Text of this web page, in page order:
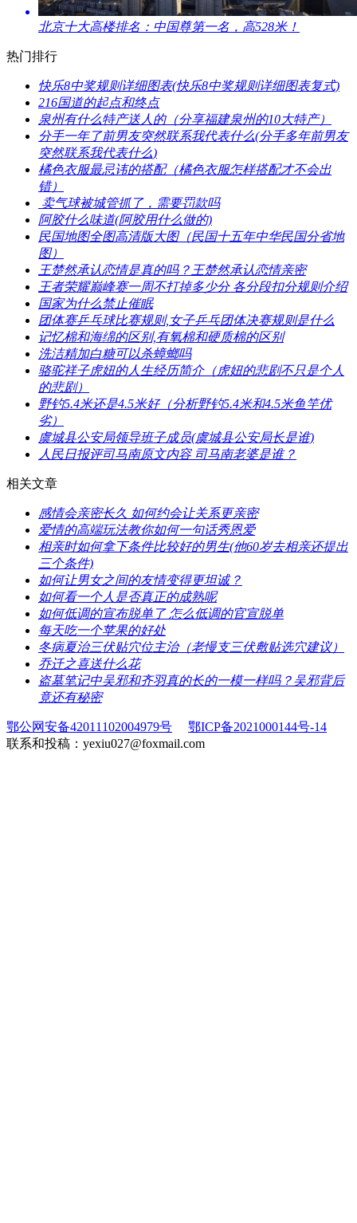
​北京十大高楼排名：中国尊第一名，高528米！
热门排行
​快乐8中奖规则详细图表(快乐8中奖规则详细图表复式)
​216国道的起点和终点
​泉州有什么特产送人的（分享福建泉州的10大特产）
​分手一年了前男友突然联系我代表什么(分手多年前男友
突然联系我代表什么)
​橘色衣服最忌讳的搭配（橘色衣服怎样搭配才不会出
错）
​ 卖气球被城管抓了，需要罚款吗
​阿胶什么味道(阿胶用什么做的)
​民国地图全图高清版大图（民国十五年中华民国分省地
图）
​王楚然承认恋情是真的吗？王楚然承认恋情亲密
​王者荣耀巅峰赛一周不打掉多少分 各分段扣分规则介绍
​国家为什么禁止催眠
​团体赛乒乓球比赛规则,女子乒乓团体决赛规则是什么
​记忆棉和海绵的区别,有氧棉和硬质棉的区别
​洗洁精加白糖可以杀蟑螂吗
​骆驼祥子虎妞的人生经历简介（虎妞的悲剧不只是个人
的悲剧）
​野钓5.4米还是4.5米好（分析野钓5.4米和4.5米鱼竿优
劣）
​虞城县公安局领导班子成员(虞城县公安局长是谁)
​人民日报评司马南原文内容 司马南老婆是谁？
相关文章
​感情会亲密长久 如何约会让关系更亲密
​爱情的高端玩法教你如何一句话秀恩爱
​相亲时如何拿下条件比较好的男生(他60岁去相亲还提出
三个条件)
​如何让男女之间的友情变得更坦诚？
​如何看一个人是否真正的成熟呢
​如何低调的宣布脱单了 怎么低调的官宣脱单
​每天吃一个苹果的好处
​冬病夏治三伏贴穴位主治（老慢支三伏敷贴选穴建议）
​乔迁之喜送什么花
​盗墓笔记中吴邪和齐羽真的长的一模一样吗？吴邪背后
竟还有秘密
鄂公网安备42011102004979号
鄂ICP备2021000144号-14
联系和投稿：yexiu027@foxmail.com